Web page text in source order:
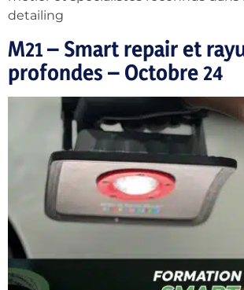
detailing
M21 – Smart repair et
profondes – Octobre 24